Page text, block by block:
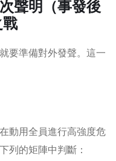
聲明（事發後
要準備對外發聲。這一
動用全員進行高強度危
列的矩陣中判斷：